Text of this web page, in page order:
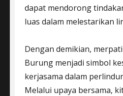
dapat mendorong
luas dalam melestarikan
Dengan demikian,
Burung menjadi simbol
kerjasama dalam
Melalui upaya bersama,